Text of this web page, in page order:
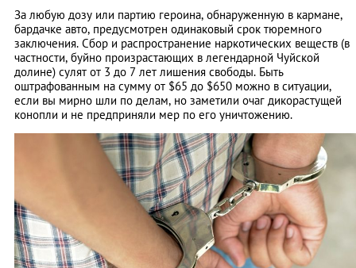
За любую дозу или партию героина, обнаруженную в кармане,
бардачке авто, предусмотрен одинаковый срок тюремного
заключения. Сбор и распространение наркотических веществ (в
частности, буйно произрастающих в легендарной Чуйской
долине) сулят от 3 до 7 лет лишения свободы. Быть
оштрафованным на сумму от $65 до $650 можно в ситуации,
если вы мирно шли по делам, но заметили очаг дикорастущей
конопли и не предприняли мер по его уничтожению.